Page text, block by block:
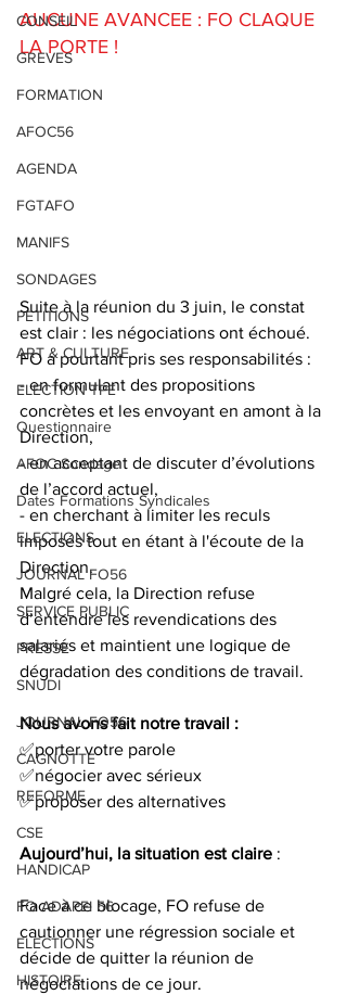
CONSEIL
GREVES
FORMATION
AFOC56
AGENDA
FGTAFO
MANIFS
SONDAGES
PETITIONS
ART & CULTURE
ELECTION TPE
Questionnaire
AFOC Sondage
Dates Formations Syndicales
ELECTIONS
JOURNAL FO56
SERVICE PUBLIC
PRESSE
SNUDI
JOURNAL FO56
CAGNOTTE
REFORME
CSE
HANDICAP
FO ADAPEI 56
ELECTIONS
HISTOIRE
AUCUNE AVANCEE : FO CLAQUE
LA PORTE !
Suite à la réunion du 3 juin, le constat
est clair : les négociations ont échoué.
FO a pourtant pris ses responsabilités :
- en formulant des propositions
concrètes et les envoyant en amont à la
Direction,
- en acceptant de discuter d’évolutions
de l’accord actuel,
- en cherchant à limiter les reculs
imposés tout en étant à l'écoute de la
Direction.
Malgré cela, la Direction refuse
d’entendre les revendications des
salariés et maintient une logique de
dégradation des conditions de travail.
Nous avons fait notre travail :
✅porter votre parole
✅négocier avec sérieux
✅proposer des alternatives
Aujourd’hui, la situation est claire :
Face à ce blocage, FO refuse de
cautionner une régression sociale et
décide de quitter la réunion de
négociations de ce jour.